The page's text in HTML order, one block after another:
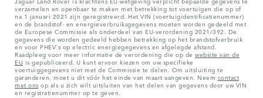
verzamelen en openbaar te maken met betrekking tot voertuigen die op of
na 1 januari 2021 zijn geregistreerd. Het VIN (voertuigidentificatienummer)
en de brandstof- en energieverbruiksgegevens moeten worden gedeeld met
de Europese Commissie als onderdeel van EU-verordening 2021/392. De
gegevens die worden gedeeld hebben betrekking op het brandstofverbruik
en voor PHEV's op electric energiegegevens en afgelegde afstand.
Raadpleeg voor meer informatie de verordening die op de website van de
EU is gepubliceerd. U kunt ervoor kiezen om uw specifieke
voertuiggegevens niet met de Commissie te delen. Om uitsluiting te
garanderen, moet u dit vóór het einde van maart aangeven. Neem contact
met ons op als u zich wilt uitsluiten van het delen van gegevens door uw VIN
en registratienummer op te geven.